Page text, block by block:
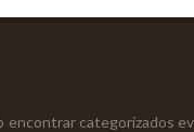
categorizados